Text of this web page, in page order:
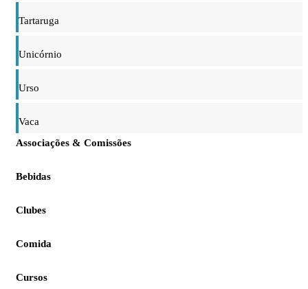
Tartaruga
Unicórnio
Urso
Vaca
Associações & Comissões
Bebidas
Clubes
Comida
Cursos